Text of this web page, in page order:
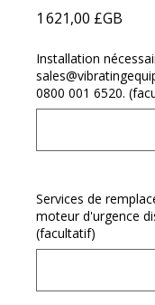
1 621,00 £GB
Installation
0800 001 6520.
Services de
moteur d'urgence
(facultatif)